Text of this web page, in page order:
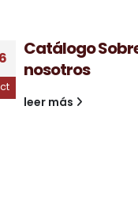
Catálogo
nosotros
leer más